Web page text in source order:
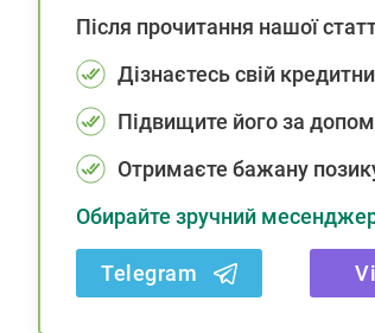
Після прочитання нашої
Дізнаєтесь свій
Підвищите його за
Отримаєте бажану
Обирайте зручний
Telegram